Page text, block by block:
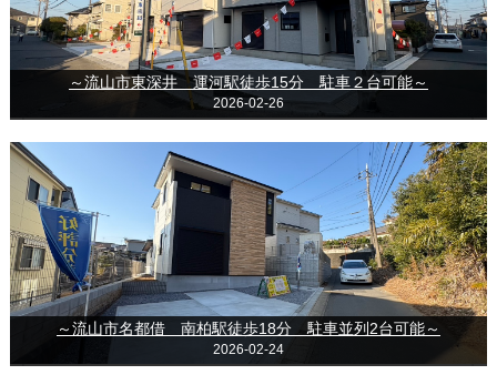
～流山市東深井 運河駅徒歩15分 駐車２台可能～
2026-02-26
～流山市名都借 南柏駅徒歩18分 駐車並列2台可能～
2026-02-24